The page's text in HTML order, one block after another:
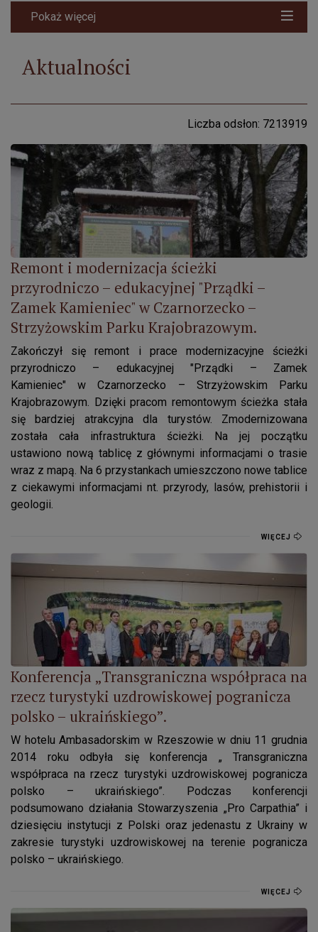
Pokaż więcej
Aktualności
Liczba odsłon: 7213919
Remont i modernizacja ścieżki przyrodniczo – edukacyjnej
Remont i modernizacja ścieżki
przyrodniczo – edukacyjnej "Prządki –
Zamek Kamieniec" w Czarnorzecko –
Strzyżowskim Parku Krajobrazowym.
Zakończył się remont i prace modernizacyjne ścieżki
przyrodniczo – edukacyjnej "Prządki – Zamek
Kamieniec" w Czarnorzecko – Strzyżowskim Parku
Krajobrazowym. Dzięki pracom remontowym ścieżka stała
się bardziej atrakcyjna dla turystów. Zmodernizowana
została cała infrastruktura ścieżki. Na jej początku
ustawiono nową tablicę z głównymi informacjami o trasie
wraz z mapą. Na 6 przystankach umieszczono nowe tablice
z ciekawymi informacjami nt. przyrody, lasów, prehistorii i
geologii.
WIĘCEJ
Konferencja „Transgraniczna współpraca na rzecz turystyki
Konferencja „Transgraniczna współpraca na
rzecz turystyki uzdrowiskowej pogranicza
polsko – ukraińskiego”.
W hotelu Ambasadorskim w Rzeszowie w dniu 11 grudnia
2014 roku odbyła się konferencja „ Transgraniczna
współpraca na rzecz turystyki uzdrowiskowej pogranicza
polsko – ukraińskiego”. Podczas konferencji
podsumowano działania Stowarzyszenia „Pro Carpathia” i
dziesięciu instytucji z Polski oraz jedenastu z Ukrainy w
zakresie turystyki uzdrowiskowej na terenie pogranicza
polsko – ukraińskiego.
WIĘCEJ
V SPOTKANIE MEDIACYJNE NATUROWEJ GRUPY